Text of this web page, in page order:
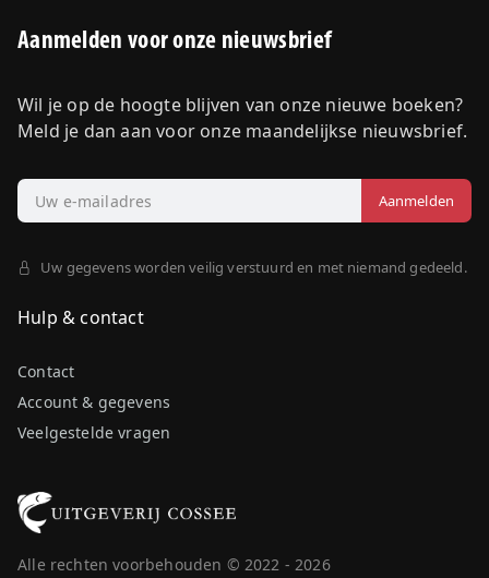
Aanmelden voor onze nieuwsbrief
Wil je op de hoogte blijven van onze nieuwe boeken?
Meld je dan aan voor onze maandelijkse nieuwsbrief.
Uw gegevens worden veilig verstuurd en met niemand gedeeld.
Hulp & contact
Account & gegevens
Veelgestelde vragen
Contact
Alle rechten voorbehouden © 2022 - 2026